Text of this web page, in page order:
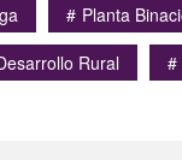
Planta
Rural